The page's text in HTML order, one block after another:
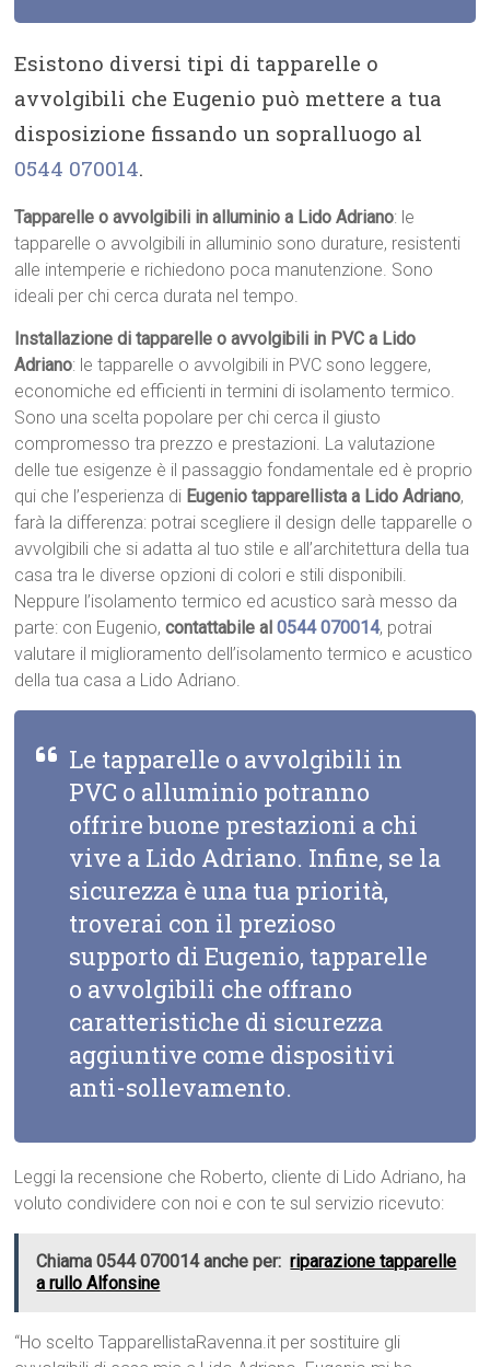
Esistono diversi tipi di tapparelle o
avvolgibili che Eugenio può mettere a tua
disposizione fissando un sopralluogo al
0544 070014.
Tapparelle o avvolgibili in alluminio a Lido Adriano: le
tapparelle o avvolgibili in alluminio sono durature, resistenti
alle intemperie e richiedono poca manutenzione. Sono
ideali per chi cerca durata nel tempo.
Installazione di tapparelle o avvolgibili in PVC a Lido
Adriano: le tapparelle o avvolgibili in PVC sono leggere,
economiche ed efficienti in termini di isolamento termico.
Sono una scelta popolare per chi cerca il giusto
compromesso tra prezzo e prestazioni. La valutazione
delle tue esigenze è il passaggio fondamentale ed è proprio
qui che l’esperienza di Eugenio tapparellista a Lido Adriano,
farà la differenza: potrai scegliere il design delle tapparelle o
avvolgibili che si adatta al tuo stile e all’architettura della tua
casa tra le diverse opzioni di colori e stili disponibili.
Neppure l’isolamento termico ed acustico sarà messo da
parte: con Eugenio,contattabile al0544 070014, potrai
valutare il miglioramento dell’isolamento termico e acustico
della tua casa a Lido Adriano.
Le tapparelle o avvolgibili in
PVC o alluminio potranno
offrire buone prestazioni a chi
vive a Lido Adriano. Infine, se la
sicurezza è una tua priorità,
troverai con il prezioso
supporto di Eugenio, tapparelle
o avvolgibili che offrano
caratteristiche di sicurezza
aggiuntive come dispositivi
anti-sollevamento.
Leggi la recensione che Roberto, cliente di Lido Adriano, ha
voluto condividere con noi e con te sul servizio ricevuto:
Chiama 0544 070014 anche per: riparazione tapparelle
a rullo Alfonsine
“Ho scelto TapparellistaRavenna.it per sostituire gli